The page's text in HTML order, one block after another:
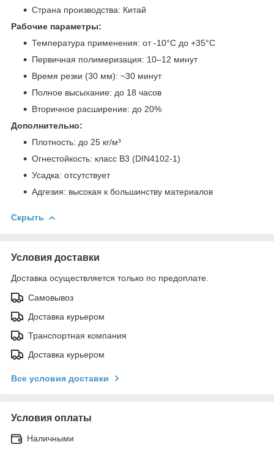
Страна производства: Китай
Рабочие параметры:
Температура применения: от -10°C до +35°C
Первичная полимеризация: 10–12 минут
Время резки (30 мм): ~30 минут
Полное высыхание: до 18 часов
Вторичное расширение: до 20%
Дополнительно:
Плотность: до 25 кг/м³
Огнестойкость: класс B3 (DIN4102-1)
Усадка: отсутствует
Адгезия: высокая к большинству материалов
Скрыть
Условия доставки
Доставка осуществляется только по предоплате.
Самовывоз
Доставка курьером
Транспортная компания
Доставка курьером
Все условия доставки
Условия оплаты
Наличными